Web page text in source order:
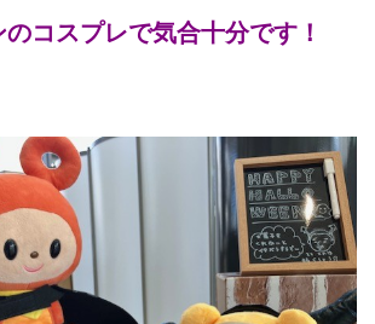
コスプレで気合十分です！